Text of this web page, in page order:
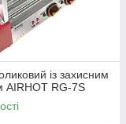
із захисним
AIRHOT RG-7S